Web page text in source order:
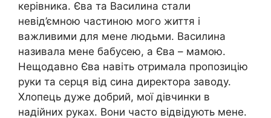
керівника. Єва та Василина стали
невід’ємною частиною мого життя і
важливими для мене людьми. Василина
називала мене бабусею, а Єва – мамою.
Нещодавно Єва навіть отримала пропозицію
руки та серця від сина директора заводу.
Хлопець дуже добрий, мої дівчинки в
надійних руках. Вони часто відвідують мене.